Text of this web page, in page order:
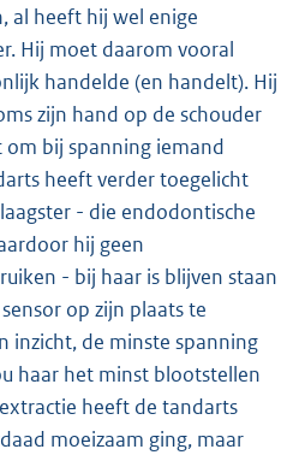
al heeft hij wel enige
Hij moet daarom vooral
handelde (en handelt). Hij
zijn hand op de schouder
bij spanning iemand
heeft verder toegelicht
- die endodontische
hij geen
- bij haar is blijven staan
op zijn plaats te
inzicht, de minste spanning
haar het minst blootstellen
heeft de tandarts
moeizaam ging, maar